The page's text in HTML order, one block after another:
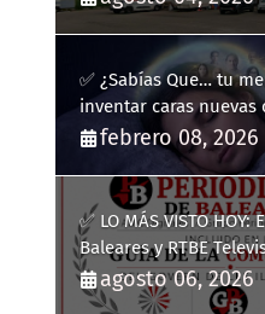
heredado
✅ ¿Sabías Que… tu
inventar caras nuevas
sueñas?
febrero 08, 2026
✅ LO MÁS VISTO
Baleares y RTBE
más de cinco años en
Comunicación del
agosto 06, 2026